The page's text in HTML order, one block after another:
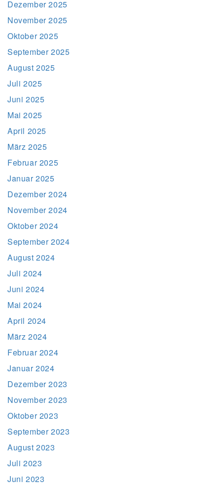
Dezember 2025
November 2025
Oktober 2025
September 2025
August 2025
Juli 2025
Juni 2025
Mai 2025
April 2025
März 2025
Februar 2025
Januar 2025
Dezember 2024
November 2024
Oktober 2024
September 2024
August 2024
Juli 2024
Juni 2024
Mai 2024
April 2024
März 2024
Februar 2024
Januar 2024
Dezember 2023
November 2023
Oktober 2023
September 2023
August 2023
Juli 2023
Juni 2023